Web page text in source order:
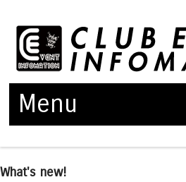
Menu
What's new!